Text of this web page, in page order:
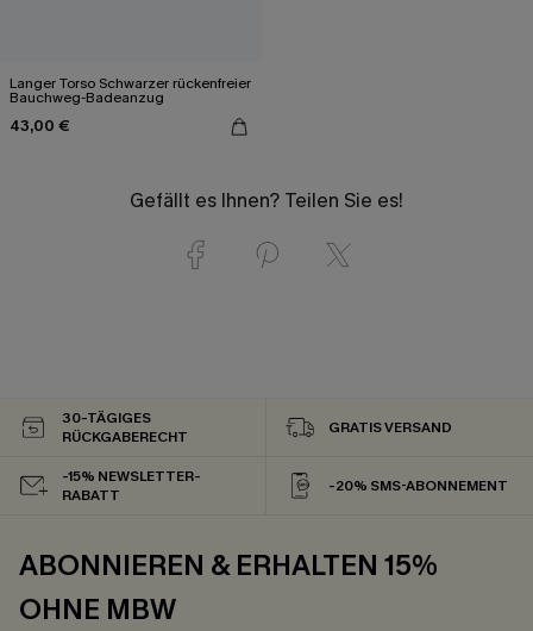
Langer Torso Schwarzer rückenfreier
Bauchweg-Badeanzug
43,00 €
Gefällt es Ihnen? Teilen Sie es!
30-TÄGIGES
RÜCKGABERECHT
GRATIS VERSAND
-15% NEWSLETTER-
RABATT
-20% SMS-ABONNEMENT
ABONNIEREN & ERHALTEN 15%
OHNE MBW